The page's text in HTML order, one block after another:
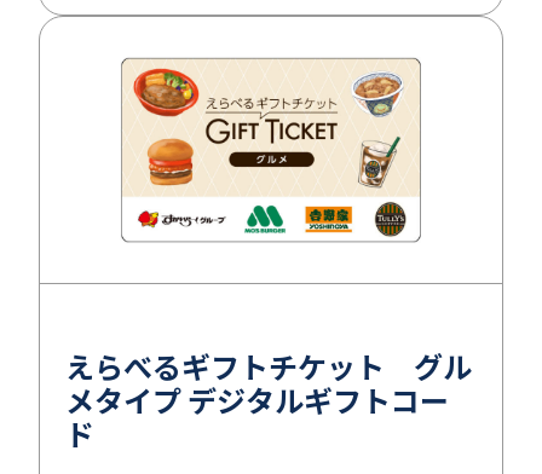
えらべるギフトチケット グル
メタイプ デジタルギフトコー
ド